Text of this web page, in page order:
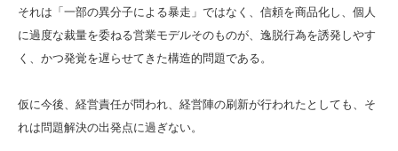
それは「一部の異分子による暴走」ではなく、信頼を商品化し、個人
に過度な裁量を委ねる営業モデルそのものが、逸脱行為を誘発しやす
く、かつ発覚を遅らせてきた構造的問題である。
仮に今後、経営責任が問われ、経営陣の刷新が行われたとしても、そ
れは問題解決の出発点に過ぎない。